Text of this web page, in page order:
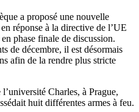
a proposé une nouvelle
réponse à la directive de l’UE
phase finale de discussion.
de décembre, il est désormais
afin de la rendre plus stricte
Charles, à Prague,
huit différentes armes à feu.